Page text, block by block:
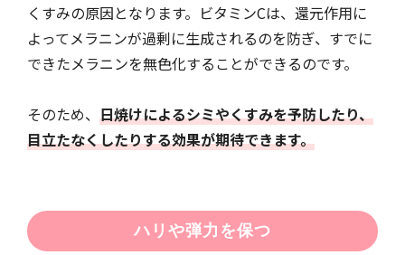
くすみの原因となります。ビタミンCは、還元作用に
よってメラニンが過剰に生成されるのを防ぎ、すでに
できたメラニンを無色化することができるのです。
そのため、 日焼けによるシミやくすみを予防したり、
目立たなくしたりする効果が期待できます。
ハリや弾力を保つ